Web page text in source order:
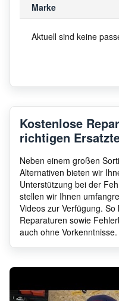
Marke
Aktuell sind keine
Kostenlose
richtigen
Neben einem großen
Alternativen bieten wir
Unterstützung bei der
stellen wir Ihnen
Videos zur Verfügung.
Reparaturen sowie
auch ohne Vorkenntnisse.